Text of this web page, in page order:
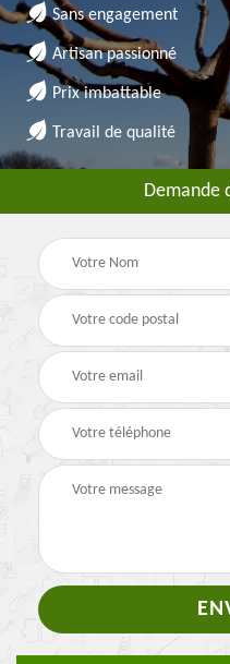
Sans engagement
Artisan passionné
Prix imbattable
Travail de qualité
Demande